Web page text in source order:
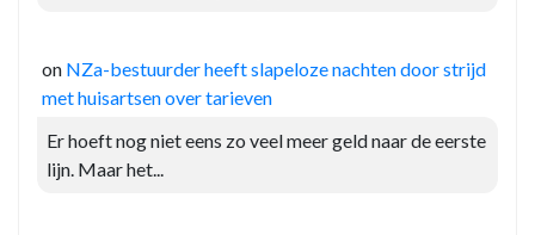
on NZa-bestuurder heeft slapeloze nachten door strijd
met huisartsen over tarieven
Er hoeft nog niet eens zo veel meer geld naar de eerste
lijn. Maar het...